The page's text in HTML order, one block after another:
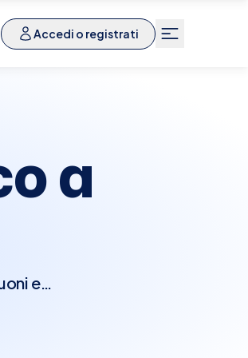
Accedi o registrati
a
e